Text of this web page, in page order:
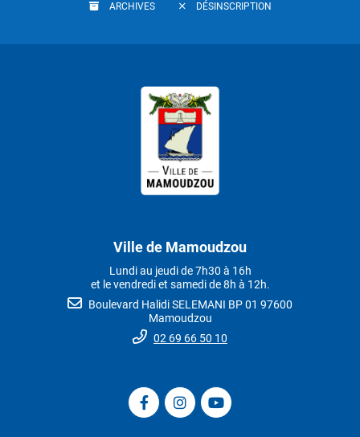
ARCHIVES DÉSINSCRIPTION
Ville de Mamoudzou
Lundi au jeudi de 7h30 à 16h
et le vendredi et samedi de 8h à 12h.
Boulevard Halidi SELEMANI BP 01 97600
Mamoudzou
02 69 66 50 10